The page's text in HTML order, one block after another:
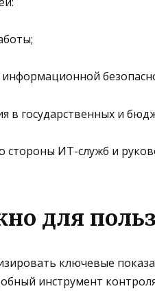
в государственных и
стороны ИТ-служб и
для
ключевые
инструмент